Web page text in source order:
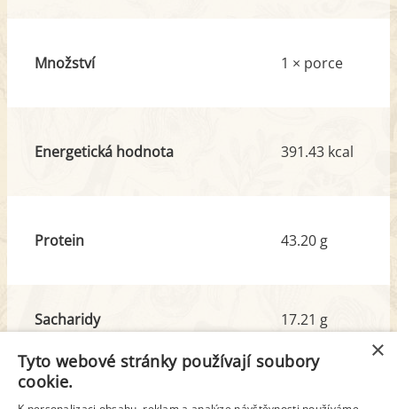
Množství 1 × porce
Energetická hodnota 391.43 kcal
Protein 43.20 g
Sacharidy
z toho cukr
17.21 g
8.92 g
×
Tyto webové stránky používají soubory
cookie.